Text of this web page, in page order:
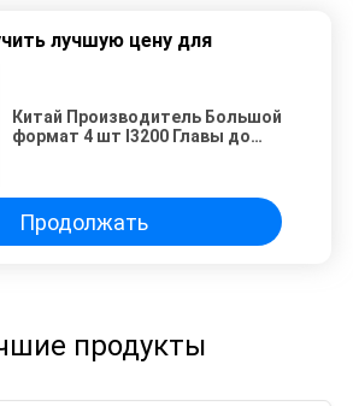
лучшую цену для
Китай Производитель Большой
формат 4 шт I3200 Главы до
принтер
Продолжать
продукты